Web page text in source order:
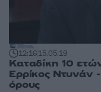
12:1615.05.19
Καταδίκη 10
Ερρίκος Ντυνάν -
όρους